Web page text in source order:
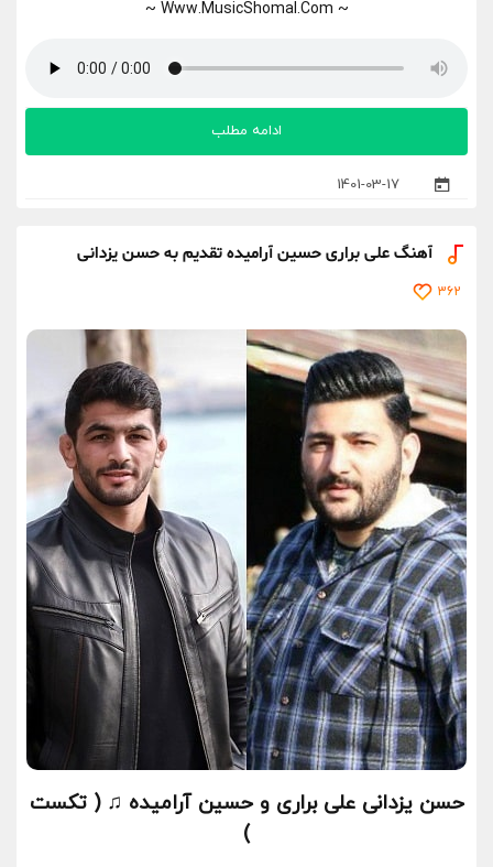
~ Www.MusicShomal.Com ~
1401-03-17
ادامه مطلب
آهنگ علی براری حسین آرامیده تقدیم به حسن یزدانی
362
حسن یزدانی علی براری و حسین آرامیده ♫ ( تکست
)